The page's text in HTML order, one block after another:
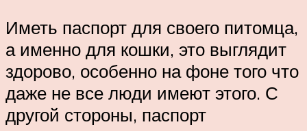
Иметь паспорт для своего питомца,
а именно для кошки, это выглядит
здорово, особенно на фоне того что
даже не все люди имеют этого. С
другой стороны, паспорт